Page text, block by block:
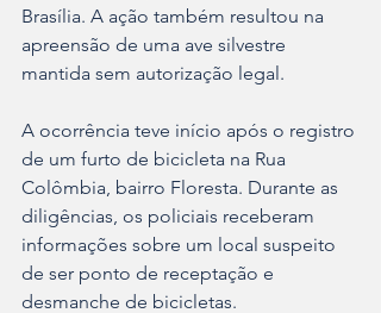
Brasília. A ação também resultou na
apreensão de uma ave silvestre
mantida sem autorização legal.
A ocorrência teve início após o registro
de um furto de bicicleta na Rua
Colômbia, bairro Floresta. Durante as
diligências, os policiais receberam
informações sobre um local suspeito
de ser ponto de receptação e
desmanche de bicicletas.